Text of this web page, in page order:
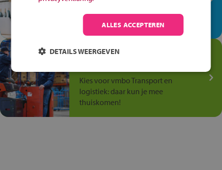
Ontdek via het vmbo jouw talent
op de winkelvloer, waar elke dag
anders is!
Jouw talent in de
Kies voor vmbo Transport en
logistiek: daar kun je mee
thuiskomen!
ALLES ACCEPTEREN
DETAILS WEERGEVEN